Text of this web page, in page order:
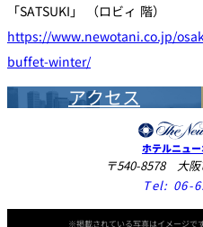
「SATSUKI」 （ロビィ 階）
https://www.newotani.co.jp/
buffet-winter/
アクセス
ホテルニュ
〒540-8578 大阪
Tel: 06-
※掲載されている写真はイメージで